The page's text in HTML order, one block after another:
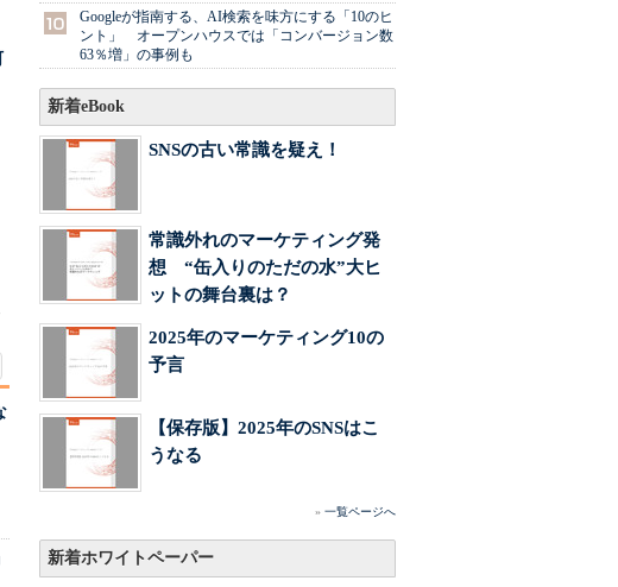
Googleが指南する、AI検索を味方にする「10のヒ
ント」 オープンハウスでは「コンバージョン数
63％増」の事例も
新着eBook
SNSの古い常識を疑え！
常識外れのマーケティング発
想 “缶入りのただの水”大ヒ
ットの舞台裏は？
2025年のマーケティング10の
予言
【保存版】2025年のSNSはこ
うなる
» 一覧ページへ
新着ホワイトペーパー